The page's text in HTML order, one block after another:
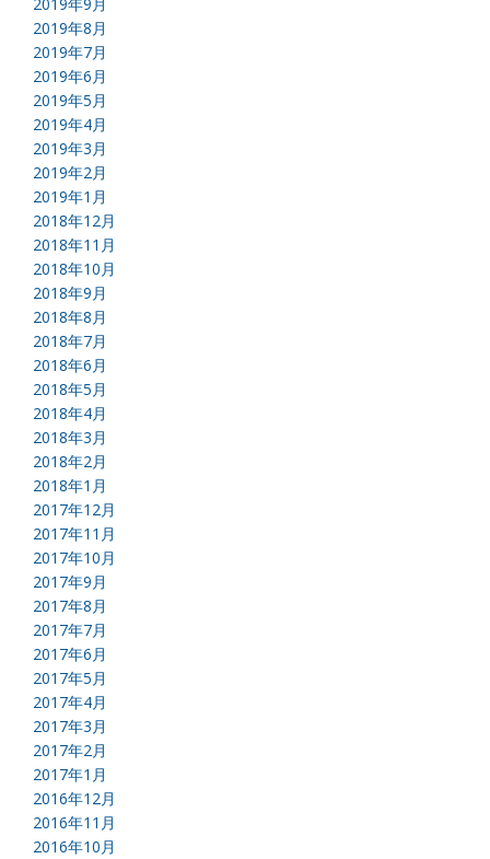
2019年8月
2019年7月
2019年6月
2019年5月
2019年4月
2019年3月
2019年2月
2019年1月
2018年12月
2018年11月
2018年10月
2018年9月
2018年8月
2018年7月
2018年6月
2018年5月
2018年4月
2018年3月
2018年2月
2018年1月
2017年12月
2017年11月
2017年10月
2017年9月
2017年8月
2017年7月
2017年6月
2017年5月
2017年4月
2017年3月
2017年2月
2017年1月
2016年12月
2016年11月
2016年10月